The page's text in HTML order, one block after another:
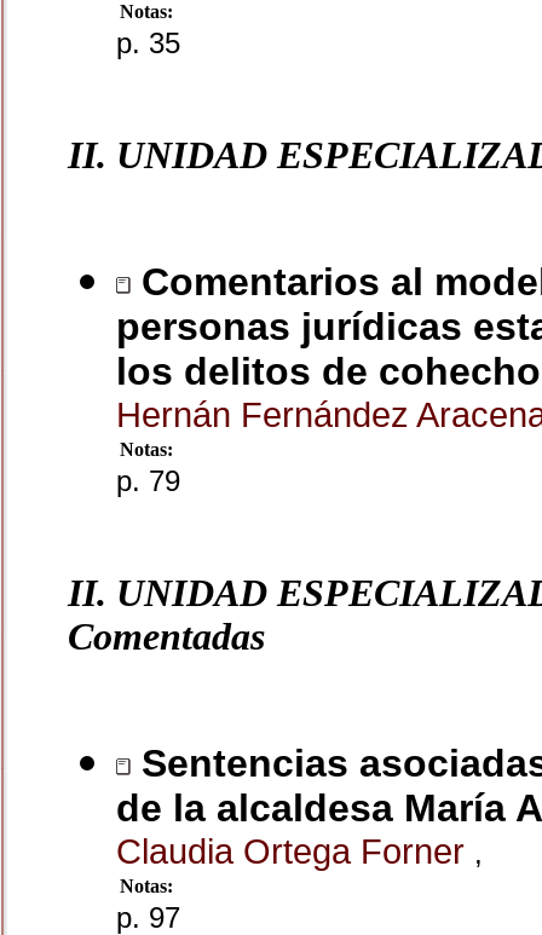
Notas:
p. 35
II. UNIDAD
Comentarios al
personas jurídicas
los delitos de cohecho
Hernán Fernández
Notas:
p. 79
II. UNIDAD
Comentadas
Sentencias
de la alcaldesa María
Claudia Ortega Forner ,
Notas:
p. 97